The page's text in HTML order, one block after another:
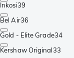
Inkosi39
Bel Air36
Gold - Elite Grade34
Kershaw Original33